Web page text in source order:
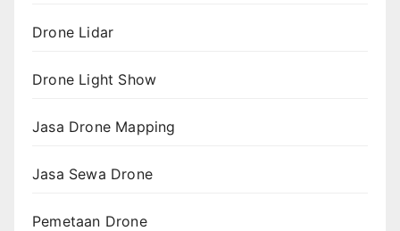
Drone Lidar
Drone Light Show
Jasa Drone Mapping
Jasa Sewa Drone
Pemetaan Drone